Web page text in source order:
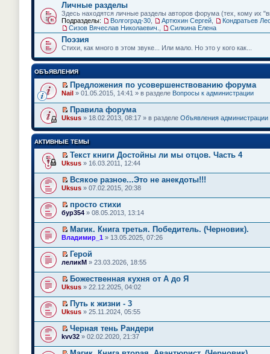
Личные разделы
Здесь находятся личные разделы авторов форума (тех, кому их
Подразделы:
Волгоград-30 Артюхин Сергей Кондратьев
Сизов Вячеслав Николаевич.
Силкина Елена
Поэзия
Стихи, как много в этом звуке... Или мало. Но это у кого как...
ОБЪЯВЛЕНИЯ
П
р
е
й
т
и
к
п
р
о
м
у
н
е
п
р
о
ч
т
а
н
н
о
м
с
о
о
б
щ
е
н
и
Предложения по усовершенствованию форума
Nail » 01.05.2015, 14:41 » в разделе Вопросы к администрации
П
р
й
т
к
п
е
р
о
м
у
н
е
п
р
о
ч
т
а
н
н
м
с
о
б
Правила форума
Uksus » 18.02.2013, 08:17 » в разделе Объявления администрации
АКТИВНЫЕ ТЕМЫ
П
р
е
й
т
и
к
е
р
в
о
м
у
е
п
р
о
ч
и
т
а
н
о
Текст книги Достойны ли мы отцов. Часть 4
Uksus » 16.03.2011, 12:44
П
р
е
й
т
и
к
е
р
в
о
м
у
е
п
р
о
ч
и
т
Всякое разное...Это не анекдоты!!!
Uksus » 07.02.2015, 20:38
П
е
р
е
й
т
и
к
е
р
в
о
м
у
е
п
р
о
просто стихи
бур354 » 08.05.2013, 13:14
П
р
е
й
т
и
к
е
р
в
о
м
у
е
Магик. Книга третья. Победитель. (Черновик).
Владимир_1 » 13.05.2025, 07:26
П
р
е
й
т
и
к
е
в
о
Герой
леликМ » 23.03.2026, 18:55
П
р
е
й
т
и
к
е
Божественная кухня от А до Я
Uksus » 22.12.2025, 04:02
П
р
е
й
т
Путь к жизни - 3
Uksus » 25.11.2024, 05:55
П
р
Черная тень Рандери
kvv32 » 02.02.2020, 21:37